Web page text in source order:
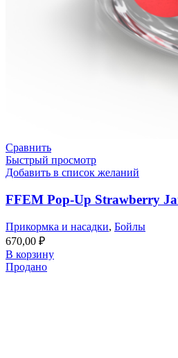
Сравнить
Быстрый просмотр
Добавить в список желаний
FFEM Pop-Up Strawberry
Прикормка и насадки, Бойлы
670,00 ₽
В корзину
Продано